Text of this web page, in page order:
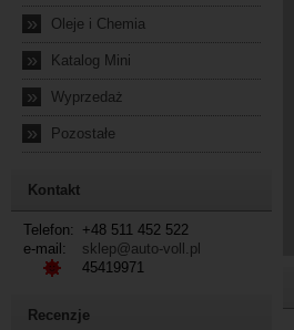
» Oleje i Chemia
» Katalog Mini
» Wyprzedaż
» Pozostałe
Kontakt
Telefon:
+48 511 452 522
e-mail:
sklep@auto-voll.pl
45419971
Recenzje